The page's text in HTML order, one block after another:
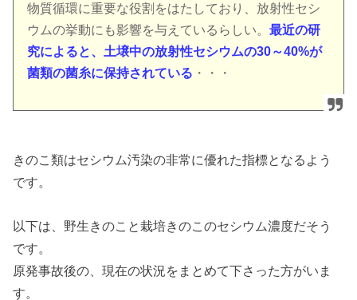
物質循環に重要な役割をはたしており、放射性セシ
ウムの挙動にも影響を与えているらしい。最近の研
究によると、土壌中の放射性セシウムの30～40%が
菌類の菌糸に保持されている ・・・
きのこ類はセシウム汚染の非常に優れた指標となるよう
です。
以下は、野生きのこと栽培きのこのセシウム濃度だそう
です。
原発事故後の、現在の状況をまとめて下さった方がいま
す。